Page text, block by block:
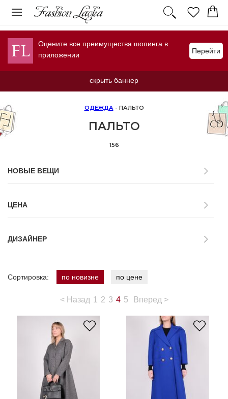
Оцените все преимущества шопинга в
приложении
Перейти
скрыть баннер
ОДЕЖДА- ПАЛЬТО
ПАЛЬТО
156
НОВЫЕ ВЕЩИ
ЦЕНА
ДИЗАЙНЕР
Сортировка: по новизне по цене
<Назад 1 2 3 4 5 Вперед >